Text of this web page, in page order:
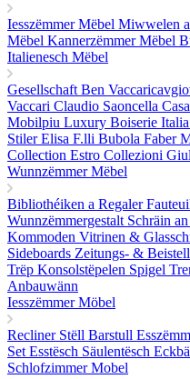
Iesszëmmer Mëbel Miwwelen
Mëbel Kannerzëmmer Mëbel
Italienesch Mëbel
Gesellschaft Ben
Vaccari Claudio Saoncella
Mobilpiu Luxury Boiserie Italia
Stiler Elisa F.lli Bubola Faber
Collection Estro Collezioni
Wunnzëmmer Mëbel
Bibliothéiken a Regaler
Wunnzëmmergestalt Schräin
Kommoden Vitrinen &
Sideboards Zeitungs- &
Trëp Konsolstëpelen Spigel
Anbauwänn
Iesszëmmer Möbel
Recliner Stëll Barstull
Set Esstësch Säulentësch
Schlofzimmer Mobel